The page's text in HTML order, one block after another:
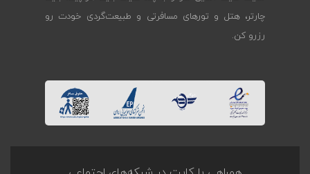
چارتر، هتل و تورهای مسافرتی و طبیعت‌گردی خودت رو
رزرو کن.